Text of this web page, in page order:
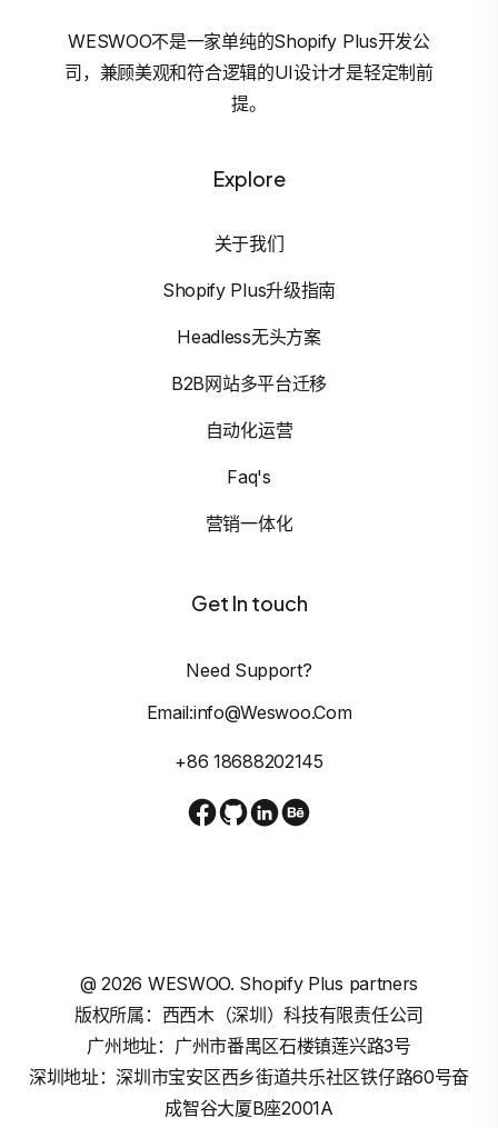
WESWOO不是一家单纯的Shopify Plus开发公
司，兼顾美观和符合逻辑的UI设计才是轻定制前
提。
Explore
关于我们
Shopify Plus升级指南
Headless无头方案
B2B网站多平台迁移
自动化运营
Faq's
营销一体化
Get In touch
Need Support?
Email:info@weswoo.com
+86 18688202145
@2026 WESWOO. Shopify Plus partners
版权所属：西西木（深圳）科技有限责任公司
广州地址：广州市番禺区石楼镇莲兴路3号
深圳地址：深圳市宝安区西乡街道共乐社区铁仔路60号奋
成智谷大厦B座2001A